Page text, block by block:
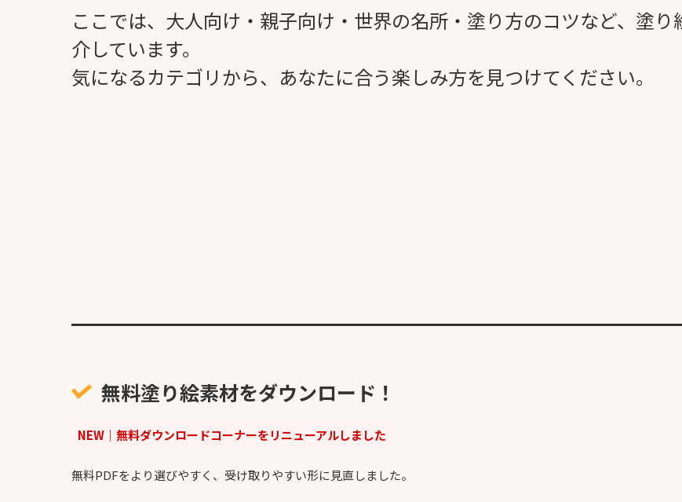
ここでは、大人向け・親子向け・世界の名所・塗り方のコツなど、塗
介しています。
気になるカテゴリから、あなたに合う楽しみ方を見つけてください。
無料塗り絵素材をダウンロード！
NEW｜無料ダウンロードコーナーをリニューアルしました
無料PDFをより選びやすく、受け取りやすい形に見直しました。